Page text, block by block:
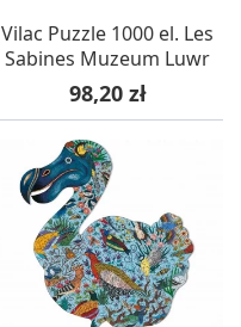
Vilac Puzzle 1000 el. Les
Sabines Muzeum Luwr
Cena
98,20 zł